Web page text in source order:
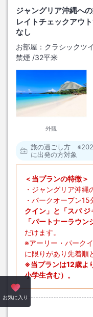
ジャングリア沖縄へ
レイトチェックアウ
なし
お部屋： クラシックツ
禁煙 /32平米
外観
旅の過ごし方
に出発の方対象
＜当プランの特徴＞
・ジャングリア沖縄
・パークオープン
クイン」と「スパ
「パートナーラウン
だけます。
※アーリー・パーク
に限りがあり先着順
※当プランは12歳よ
小学生含む）。
お気に入り